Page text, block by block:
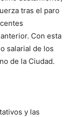
tras el paro
Con esta
salarial de los
de la Ciudad.
y las